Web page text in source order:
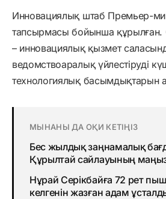
Инновациялық штаб Премьер-
тапсырмасы бойынша құрылған.
– инновациялық қызмет
ведомствоаралық үйлестіруді
технологиялық басымдықтарын
МЫНАНЫ ДА ОҚИ КЕТІҢІЗ
Бес жылдық заңнамалық
Құрылтай сайлауының
Нұрай Серікбайға 72 рет
келгенін жазған адам